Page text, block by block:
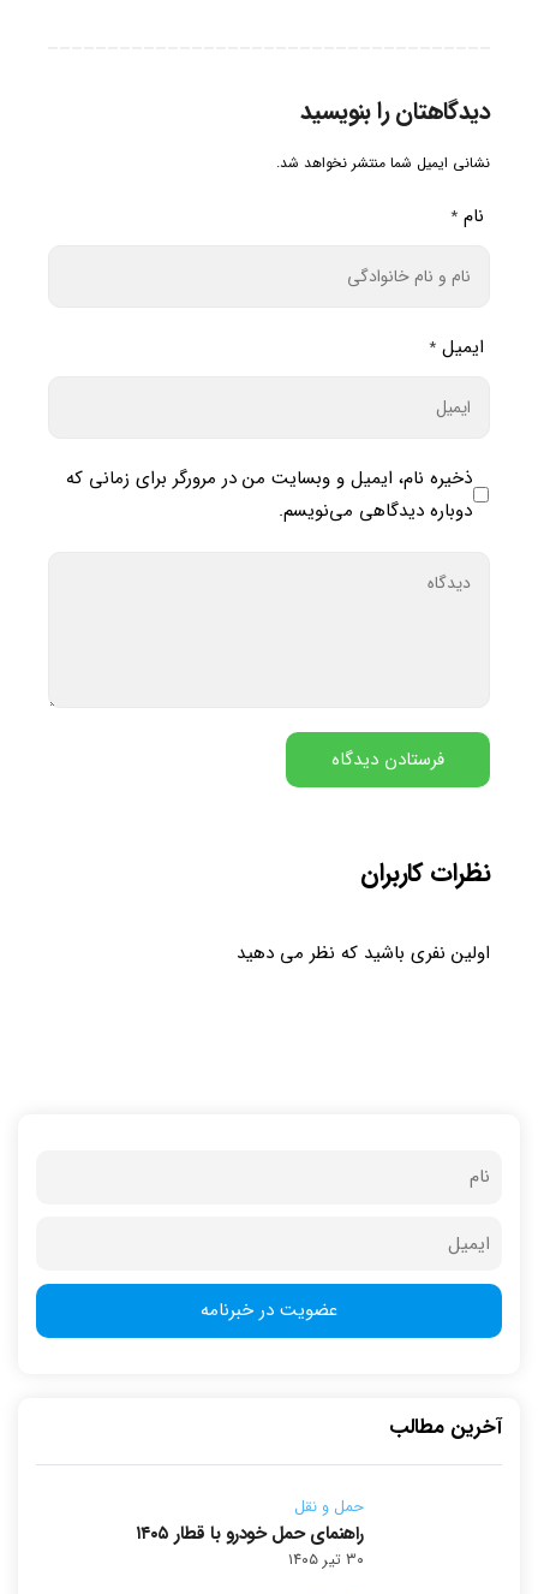
دیدگاهتان را بنویسید
نشانی ایمیل شما منتشر نخواهد شد.
نام *
ایمیل *
ذخیره نام، ایمیل و وبسایت من در مرورگر برای زمانی که
دوباره دیدگاهی می‌نویسم.
نظرات کاربران
اولین نفری باشید که نظر می دهید
آخرین مطالب
حمل و نقل
راهنمای حمل خودرو با قطار ۱۴۰۵
۳۰ تیر ۱۴۰۵